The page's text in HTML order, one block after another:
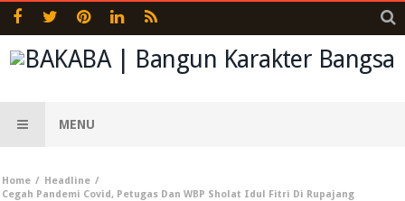
MENU
Home
Headline
Cegah Pandemi Covid, Petugas Dan WBP Sholat Idul Fitri Di Rupajang